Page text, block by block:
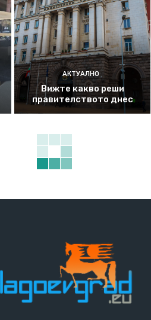
АКТУАЛНО
Вижте какво реши
правителството днес